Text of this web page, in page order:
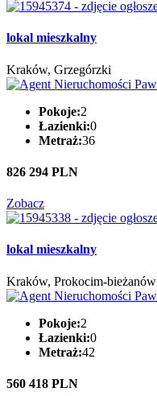
lokal mieszkalny
Kraków, Grzegórzki
Pokoje:2
Łazienki:0
Metraż:36
826 294 PLN
Zobacz
lokal mieszkalny
Kraków, Prokocim-bieżanów
Pokoje:2
Łazienki:0
Metraż:42
560 418 PLN